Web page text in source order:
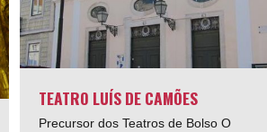
TEATRO LUÍS DE CAMÕES
Precursor dos Teatros de Bolso O